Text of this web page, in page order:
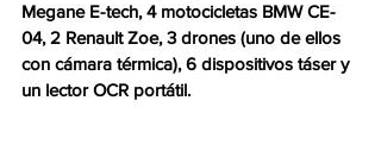
Megane E-tech, 4 motocicletas BMW CE-
04, 2 Renault Zoe, 3 drones (uno de ellos
con cámara térmica), 6 dispositivos táser y
un lector OCR portátil.